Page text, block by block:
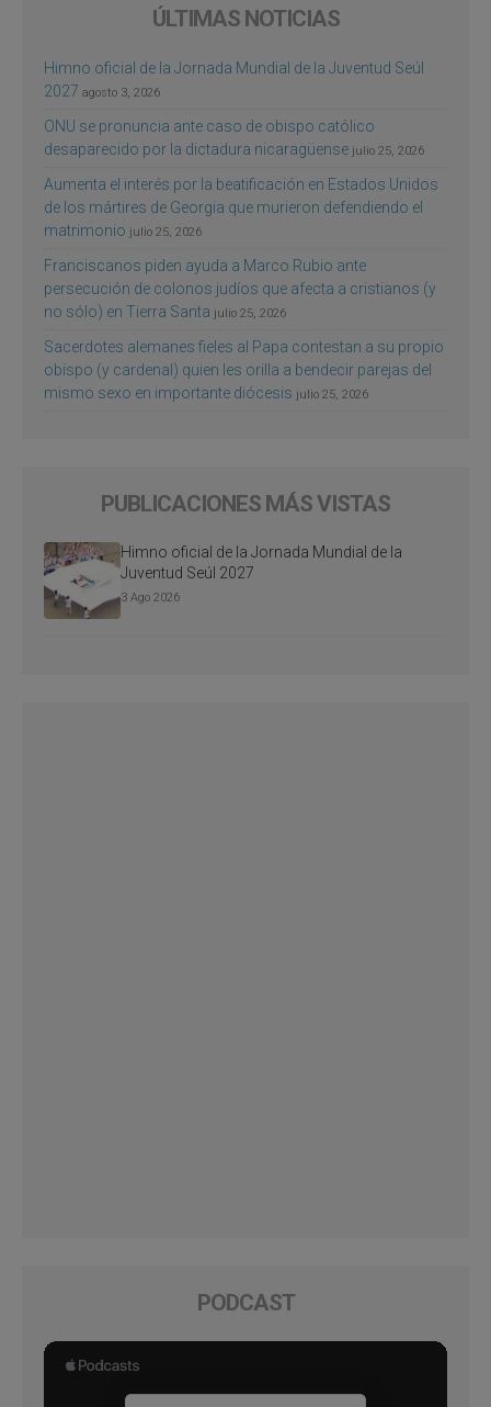
ÚLTIMAS NOTICIAS
Himno oficial de la Jornada Mundial de la Juventud Seúl
2027 agosto 3, 2026
ONU se pronuncia ante caso de obispo católico
desaparecido por la dictadura nicaragüense julio 25, 2026
Aumenta el interés por la beatificación en Estados Unidos
de los mártires de Georgia que murieron defendiendo el
matrimonio julio 25, 2026
Franciscanos piden ayuda a Marco Rubio ante
persecución de colonos judíos que afecta a cristianos (y
no sólo) en Tierra Santa julio 25, 2026
Sacerdotes alemanes fieles al Papa contestan a su propio
obispo (y cardenal) quien les orilla a bendecir parejas del
mismo sexo en importante diócesis julio 25, 2026
PUBLICACIONES MÁS VISTAS
Himno oficial de la Jornada Mundial de la
Juventud Seúl 2027
3 Ago 2026
PODCAST